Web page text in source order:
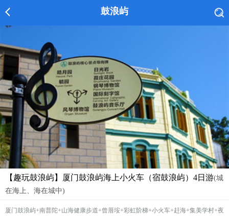
鼓浪屿
【趣玩鼓浪屿】厦门鼓浪屿海上小火车（宿鼓浪屿）4日游(城
在海上、海在城中)
厦门鼓浪屿+南普陀+山海健康步道+曾厝垵+彩虹阶梯+小火车+赶海+集美学村+夜